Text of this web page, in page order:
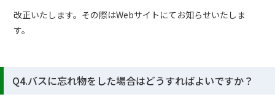
改正いたします。その際はWebサイトにてお知らせいたしま
す。
Q4.バスに忘れ物をした場合はどうすればよいですか？